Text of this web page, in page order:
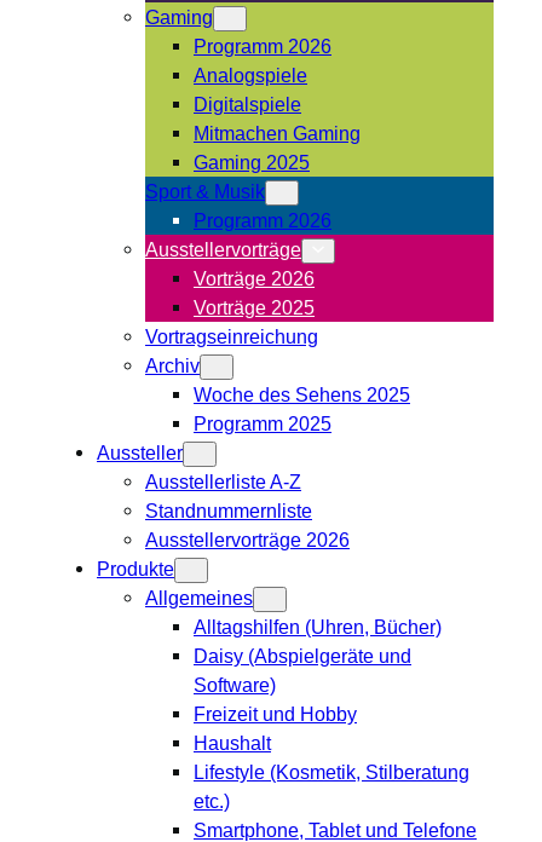
Gaming
Programm 2026
Analogspiele
Digitalspiele
Mitmachen Gaming
Gaming 2025
Sport & Musik
Programm 2026
Ausstellervorträge
Vorträge 2026
Vorträge 2025
Vortragseinreichung
Archiv
Woche des Sehens 2025
Programm 2025
Aussteller
Ausstellerliste A-Z
Standnummernliste
Ausstellervorträge 2026
Produkte
Allgemeines
Alltagshilfen (Uhren, Bücher)
Daisy (Abspielgeräte und
Software)
Freizeit und Hobby
Haushalt
Lifestyle (Kosmetik, Stilberatung
etc.)
Smartphone, Tablet und Telefone